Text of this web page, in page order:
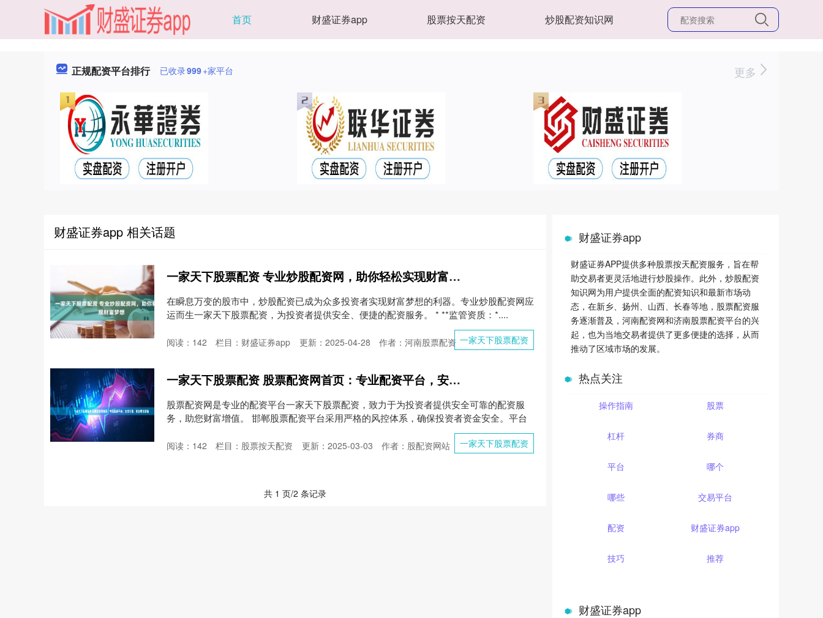
首页 财盛证券app 股票按天配资 炒股配资知识网
正规配资平台排行 已收录999+家平台 更多
财盛证券app 相关话题
一家天下股票配资 专业炒股配资网，助你轻松实现财富梦想
在瞬息万变的股市中，炒股配资已成为众多投资者实现财富梦想的利器。专业炒股配资网应
运而生一家天下股票配资，为投资者提供安全、便捷的配资服务。 * **监管资质：*....
一家天下股票配资
更新：2025-04-28 作者：河南股票配资
阅读： 142 栏目： 财盛证券app
一家天下股票配资 股票配资网首页：专业配资平台，安全可靠，助您财富增值
股票配资网是专业的配资平台一家天下股票配资，致力于为投资者提供安全可靠的配资服
务，助您财富增值。 邯郸股票配资平台采用严格的风控体系，确保投资者资金安全。平台
一家天下股票配资
更新：2025-03-03 作者：股配资网站
阅读： 142 栏目： 股票按天配资
共 1 页/2 条记录
财盛证券app
财盛证券APP提供多种股票按天配资服务，旨在帮
助交易者更灵活地进行炒股操作。此外，炒股配资
知识网为用户提供全面的配资知识和最新市场动
态，在新乡、扬州、山西、长春等地，股票配资服
务逐渐普及，河南配资网和济南股票配资平台的兴
起，也为当地交易者提供了更多便捷的选择，从而
推动了区域市场的发展。
热点关注
操作指南 股票
杠杆 券商
平台 哪个
哪些 交易平台
配资 财盛证券app
技巧 推荐
财盛证券app